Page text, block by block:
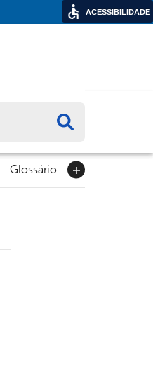
Glossário
ACESSIBILIDADE